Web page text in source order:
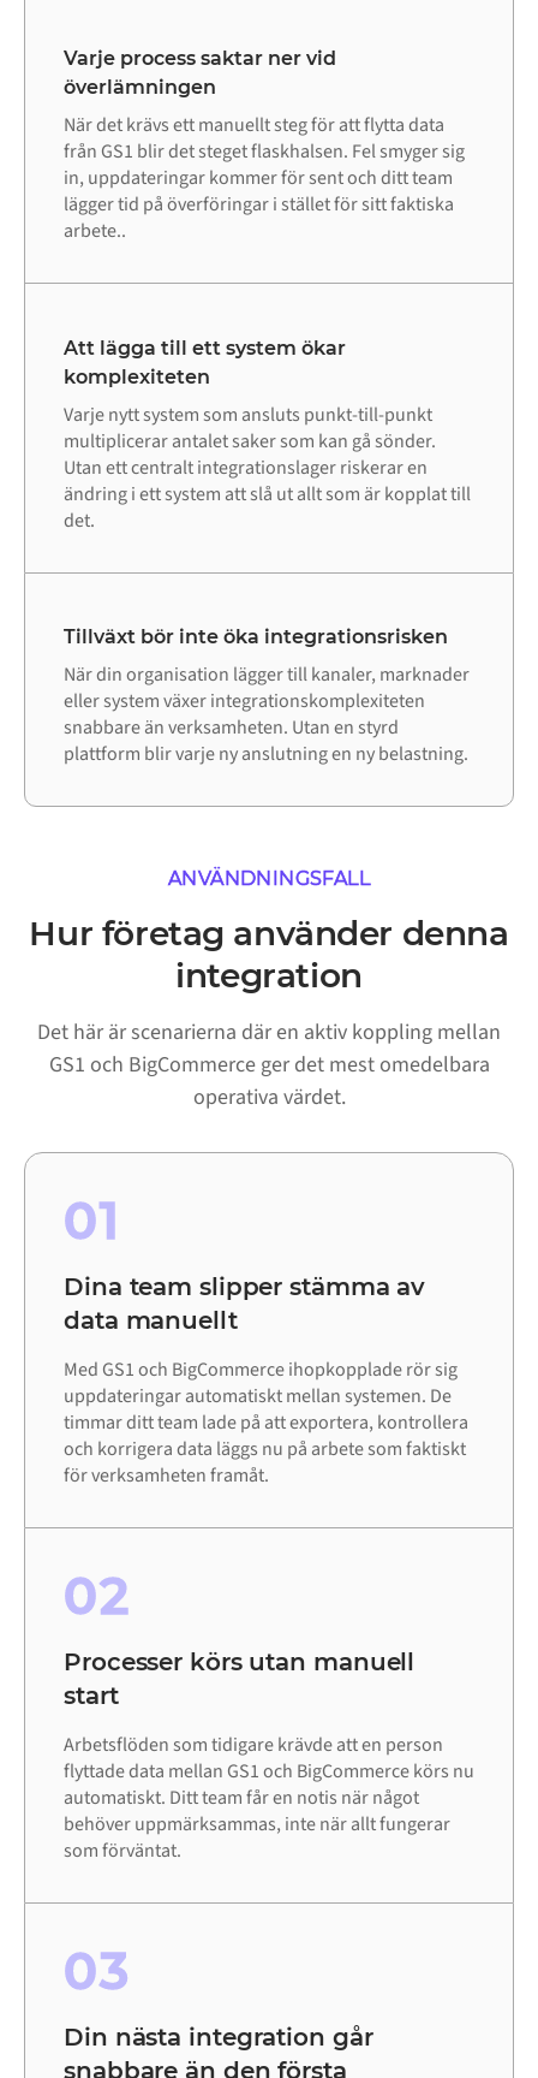
Varje process saktar ner vid
överlämningen
När det krävs ett manuellt steg för att flytta data
från GS1 blir det steget flaskhalsen. Fel smyger sig
in, uppdateringar kommer för sent och ditt team
lägger tid på överföringar i stället för sitt faktiska
arbete..
Att lägga till ett system ökar
komplexiteten
Varje nytt system som ansluts punkt-till-punkt
multiplicerar antalet saker som kan gå sönder.
Utan ett centralt integrationslager riskerar en
ändring i ett system att slå ut allt som är kopplat till
det.
Tillväxt bör inte öka integrationsrisken
När din organisation lägger till kanaler, marknader
eller system växer integrationskomplexiteten
snabbare än verksamheten. Utan en styrd
plattform blir varje ny anslutning en ny belastning.
ANVÄNDNINGSFALL
Hur företag använder denna
integration
Det här är scenarierna där en aktiv koppling mellan
GS1 och BigCommerce ger det mest omedelbara
operativa värdet.
01
Dina team slipper stämma av
data manuellt
Med GS1 och BigCommerce ihopkopplade rör sig
uppdateringar automatiskt mellan systemen. De
timmar ditt team lade på att exportera, kontrollera
och korrigera data läggs nu på arbete som faktiskt
för verksamheten framåt.
02
Processer körs utan manuell
start
Arbetsflöden som tidigare krävde att en person
flyttade data mellan GS1 och BigCommerce körs nu
automatiskt. Ditt team får en notis när något
behöver uppmärksammas, inte när allt fungerar
som förväntat.
03
Din nästa integration går
snabbare än den första